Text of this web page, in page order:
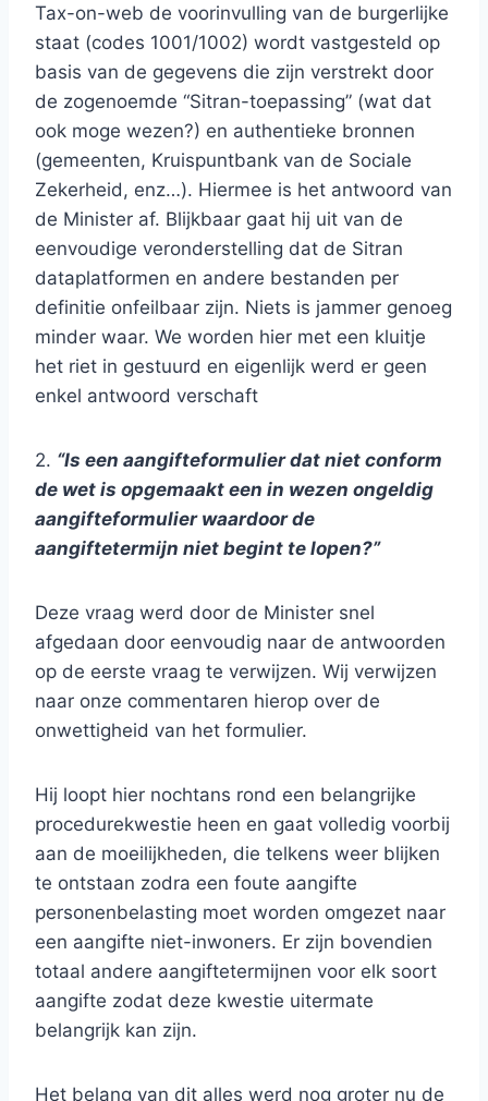
Tax-on-web de voorinvulling van de burgerlijke
staat (codes 1001/1002) wordt vastgesteld op
basis van de gegevens die zijn verstrekt door
de zogenoemde “Sitran-toepassing” (wat dat
ook moge wezen?) en authentieke bronnen
(gemeenten, Kruispuntbank van de Sociale
Zekerheid, enz…). Hiermee is het antwoord van
de Minister af. Blijkbaar gaat hij uit van de
eenvoudige veronderstelling dat de Sitran
dataplatformen en andere bestanden per
definitie onfeilbaar zijn. Niets is jammer genoeg
minder waar. We worden hier met een kluitje
het riet in gestuurd en eigenlijk werd er geen
enkel antwoord verschaft
2. “Is een aangifteformulier dat niet conform
de wet is opgemaakt een in wezen ongeldig
aangifteformulier waardoor de
aangiftetermijn niet begint te lopen?”
Deze vraag werd door de Minister snel
afgedaan door eenvoudig naar de antwoorden
op de eerste vraag te verwijzen. Wij verwijzen
naar onze commentaren hierop over de
onwettigheid van het formulier.
Hij loopt hier nochtans rond een belangrijke
procedurekwestie heen en gaat volledig voorbij
aan de moeilijkheden, die telkens weer blijken
te ontstaan zodra een foute aangifte
personenbelasting moet worden omgezet naar
een aangifte niet-inwoners. Er zijn bovendien
totaal andere aangiftetermijnen voor elk soort
aangifte zodat deze kwestie uitermate
belangrijk kan zijn.
Het belang van dit alles werd nog groter nu de